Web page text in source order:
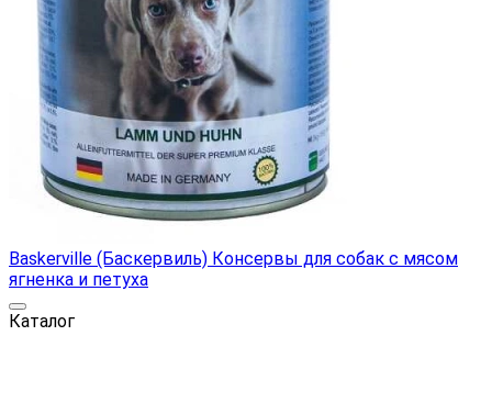
Baskerville (Баскервиль) Консервы для собак с мясом
ягненка и петуха
Каталог